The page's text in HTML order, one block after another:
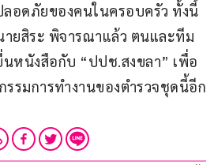
อดภัยของคนในครอบครัว ทั้งนี้
ายสิระ พิจารณาแล้ว ตนและทีม
นหนังสือกับ “ปปช.สงขลา” เพื่อ
รมการทำงานของตำรวจชุดนี้อีก